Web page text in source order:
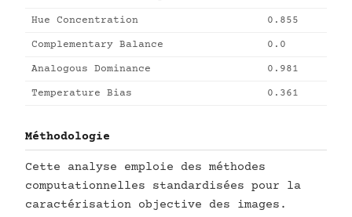
Hue Concentration 0.855
Complementary Balance 0.0
Analogous Dominance 0.981
Temperature Bias 0.361
Méthodologie
Cette analyse emploie des méthodes
computationnelles standardisées pour la
caractérisation objective des images.